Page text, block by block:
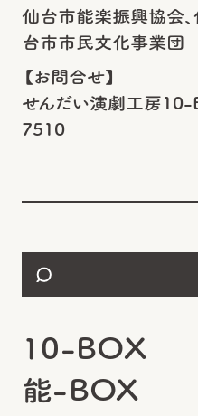
仙台市能楽振興協会
台市市民文化事業団
【お問合せ】
せんだい演劇工房
7510
10-BOX
能-BOX